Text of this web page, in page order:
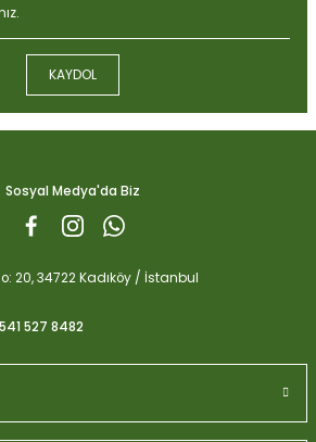
bilgiler bulunuyor.
bulunuyor.
daha pahalı.
alternatifler olmalı.
KAYDOL
Sosyal Medya'da Biz
20, 34722 Kadıköy / İstanbul
527 8482